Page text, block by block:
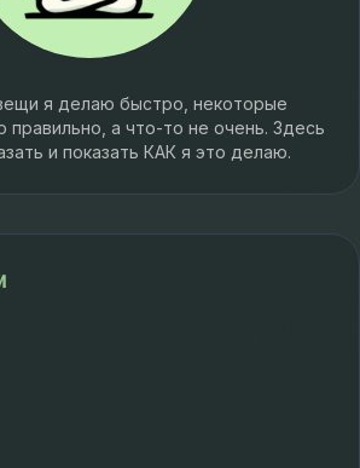
я делаю быстро, некоторые
правильно, а что-то не очень. Здесь
и показать КАК я это делаю.